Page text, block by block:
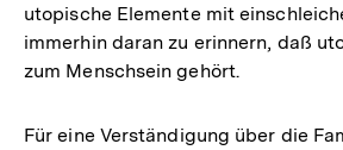
utopische Elemente mit
immerhin daran zu erinnern, daß
zum Menschsein gehört.
Für eine Verständigung über die